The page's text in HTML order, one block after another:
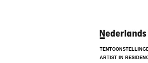
ARTIST IN